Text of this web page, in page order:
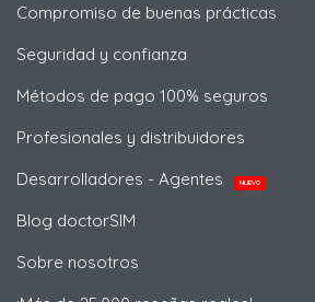
Compromiso de buenas prácticas
Seguridad y confianza
Métodos de pago 100% seguros
Profesionales y distribuidores
Desarrolladores - Agentes
NUEVO
Blog doctorSIM
Sobre nosotros